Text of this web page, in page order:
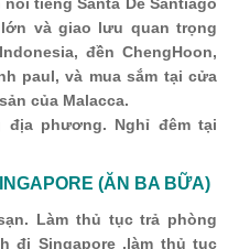
và giao lưu quan trọng
đền ChengHoon,
paul, và mua sắm tại cửa
của Malacca.
phương. Nghỉ đêm tại
(ĂN BA BỮA)
Làm thủ tục trả phòng
đi Singapore ,làm thủ tục